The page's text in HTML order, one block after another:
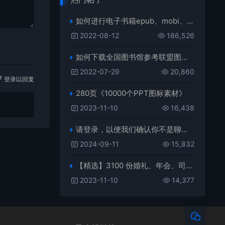
登录以回复
如何进行电子书籍epub、mobi、azw3格式互转，附海量电子书籍资源
2022-08-12 186,526
如何下载全国图书馆参考联盟图书？
2022-07-29 20,860
280页《10000个PPT图标素材》
2023-11-10 16,438
请登录，以便我们确认你不是聊天机器人
2024-09-11 15,832
【精选】3100 份婚礼、年会、司仪主持人、台词稿、节日生日、晚会、开场、开场白素材
2023-11-10 14,377